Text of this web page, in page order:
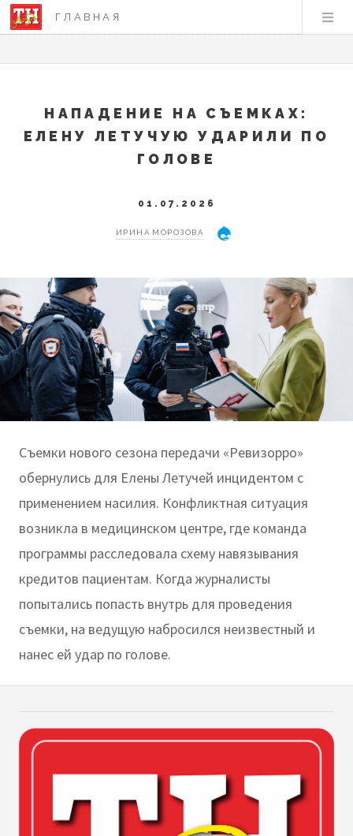
ГЛАВНАЯ
НАПАДЕНИЕ НА СЪЕМКАХ:
ЕЛЕНУ ЛЕТУЧУЮ УДАРИЛИ ПО
ГОЛОВЕ
01.07.2026
ИРИНА МОРОЗОВА
Съемки нового сезона передачи «Ревизорро»
обернулись для Елены Летучей инцидентом с
применением насилия. Конфликтная ситуация
возникла в медицинском центре, где команда
программы расследовала схему навязывания
кредитов пациентам. Когда журналисты
попытались попасть внутрь для проведения
съемки, на ведущую набросился неизвестный и
нанес ей удар по голове.